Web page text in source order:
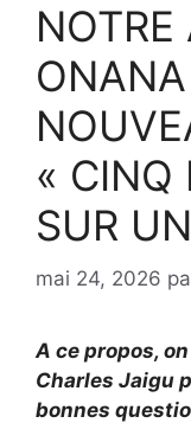
« CINQ
SUR
mai 24, 2026
A ce propos,
Charles Jaigu
bonnes